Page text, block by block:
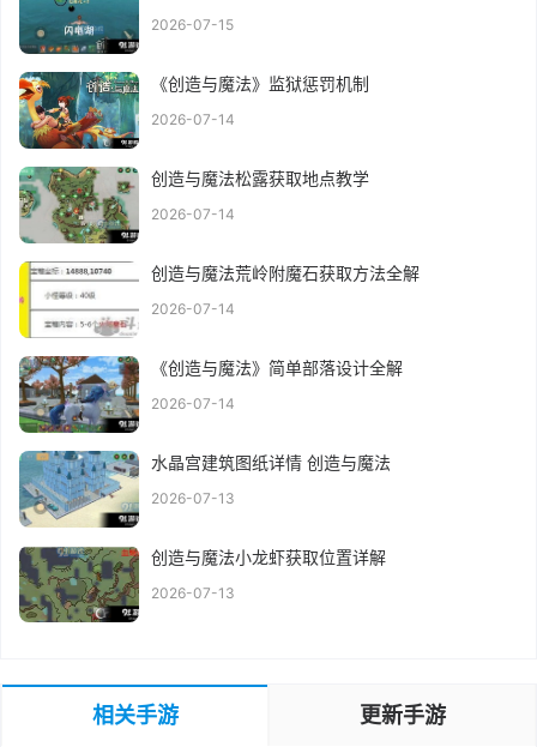
2026-07-15
《创造与魔法》监狱惩罚机制
2026-07-14
创造与魔法松露获取地点教学
2026-07-14
创造与魔法荒岭附魔石获取方法全解
2026-07-14
《创造与魔法》简单部落设计全解
2026-07-14
水晶宫建筑图纸详情 创造与魔法
2026-07-13
创造与魔法小龙虾获取位置详解
2026-07-13
相关手游 更新手游